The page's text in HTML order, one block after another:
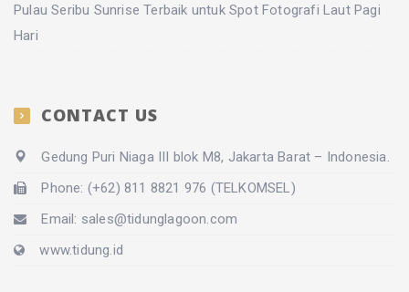
Pulau Seribu Sunrise Terbaik untuk Spot Fotografi Laut Pagi
Hari
CONTACT US
Gedung Puri Niaga III blok M8, Jakarta Barat – Indonesia.
Phone: (+62) 811 8821 976 (TELKOMSEL)
Email: sales@tidunglagoon.com
www.tidung.id